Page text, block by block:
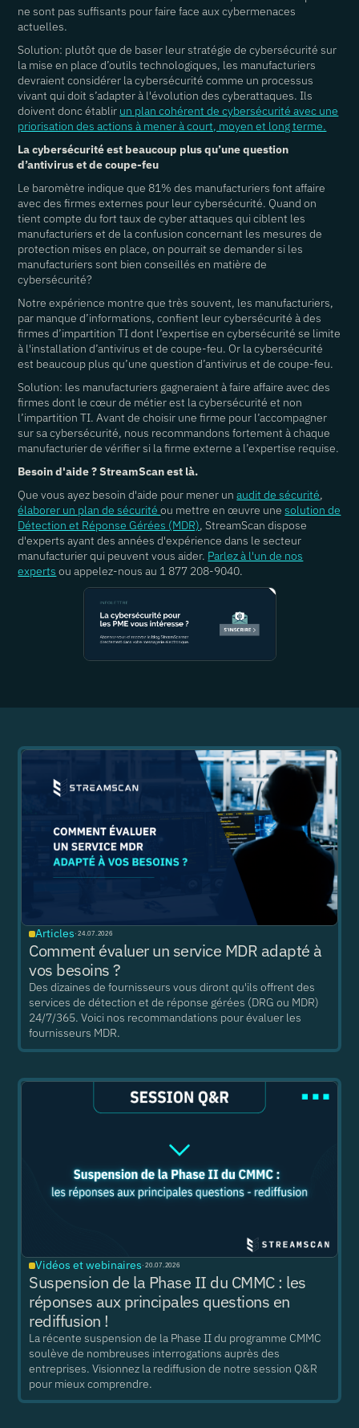
ne sont pas suffisants pour faire face aux cybermenaces
actuelles.
Solution: plutôt que de baser leur stratégie de cybersécurité sur
la mise en place d’outils technologiques, les manufacturiers
devraient considérer la cybersécurité comme un processus
vivant qui doit s’adapter à l'évolution des cyberattaques. Ils
doivent donc établir un plan cohérent de cybersécurité avec une
priorisation des actions à mener à court, moyen et long terme.
La cybersécurité est beaucoup plus qu’une question
d’antivirus et de coupe-feu
Le baromètre indique que 81% des manufacturiers font affaire
avec des firmes externes pour leur cybersécurité. Quand on
tient compte du fort taux de cyber attaques qui ciblent les
manufacturiers et de la confusion concernant les mesures de
protection mises en place, on pourrait se demander si les
manufacturiers sont bien conseillés en matière de
cybersécurité?
Notre expérience montre que très souvent, les manufacturiers,
par manque d’informations, confient leur cybersécurité à des
firmes d’impartition TI dont l’expertise en cybersécurité se limite
à l'installation d’antivirus et de coupe-feu. Or la cybersécurité
est beaucoup plus qu’une question d’antivirus et de coupe-feu.
Solution: les manufacturiers gagneraient à faire affaire avec des
firmes dont le cœur de métier est la cybersécurité et non
l’impartition TI. Avant de choisir une firme pour l’accompagner
sur sa cybersécurité, nous recommandons fortement à chaque
manufacturier de vérifier si la firme externe a l’expertise requise.
Besoin d'aide ? StreamScan est là.
Que vous ayez besoin d'aide pour mener unaudit de sécurité,
élaborer un plan de sécuritéou mettre en œuvre unesolution de
Détection et Réponse Gérées (MDR), StreamScan dispose
d'experts ayant des années d'expérience dans le secteur
manufacturier qui peuvent vous aider. Parlez à l'un de nos
experts ou appelez-nous au 1 877 208-9040.
Articles ·24.07.2026
Comment évaluer un service MDR adapté à
vos besoins ?
Des dizaines de fournisseurs vous diront qu'ils offrent des
services de détection et de réponse gérées (DRG ou MDR)
24/7/365. Voici nos recommandations pour évaluer les
fournisseurs MDR.
Vidéos et webinaires ·20.07.2026
Suspension de la Phase II du CMMC : les
réponses aux principales questions en
rediffusion !
La récente suspension de la Phase II du programme CMMC
soulève de nombreuses interrogations auprès des
entreprises. Visionnez la rediffusion de notre session Q&R
pour mieux comprendre.